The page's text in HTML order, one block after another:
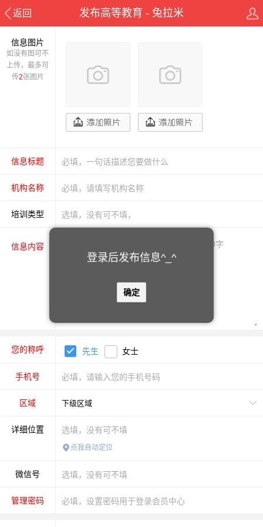
登录后发布信息^_^
确定
返回 发布高等教育 - 兔拉米
信息图片
如没有图可不
上传，最多可
传2张图片
信息标题
机构名称
培训类型
信息内容
您的称呼 先生 女士
手机号
区域
详细位置
点我自动定位
微信号
管理密码